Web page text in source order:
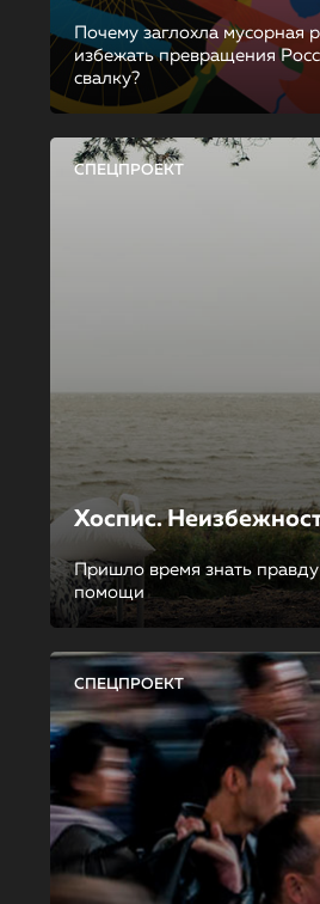
Почему заглохла мусорная
избежать превращения
свалку?
СПЕЦПРОЕКТ
Хоспис.
Пришло время знать
помощи
СПЕЦПРОЕКТ